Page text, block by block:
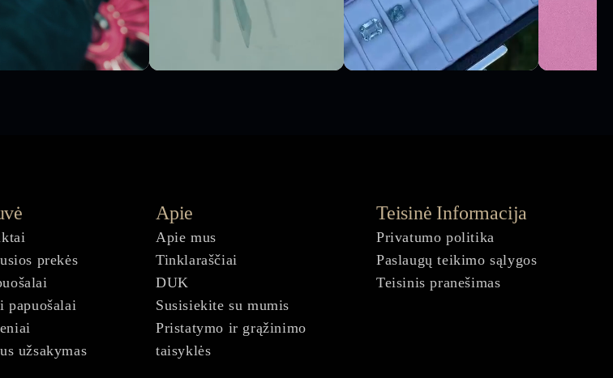
prekės
papuošalai
užsakymas
Apie
Apie mus
Tinklaraščiai
DUK
Susisiekite su mumis
Pristatymo ir grąžinimo
taisyklės
Teisinė Informacija
Privatumo politika
Paslaugų teikimo sąlygos
Teisinis pranešimas